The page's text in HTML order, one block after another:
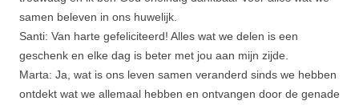
samen beleven in ons huwelijk.
Santi: Van harte gefeliciteerd! Alles wat we delen is een
geschenk en elke dag is beter met jou aan mijn zijde.
Marta: Ja, wat is ons leven samen veranderd sinds we hebben
ontdekt wat we allemaal hebben en ontvangen door de genade